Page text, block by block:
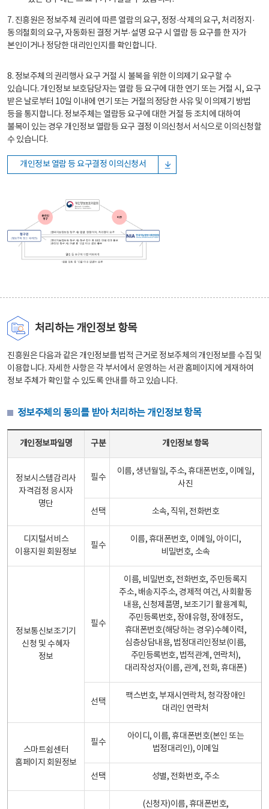
7. 진흥원은 정보주체 권리에 따른 열람의 요구, 정정·삭제의 요구, 처리정지·
동의철회의 요구, 자동화된 결정 거부·설명 요구 시 열람 등 요구를 한 자가
본인이거나 정당한 대리인인지를 확인합니다.
8. 정보주체의 권리행사 요구 거절 시 불복을 위한 이의제기 요구할 수
있습니다. 개인정보 보호담당자는 열람 등 요구에 대한 연기 또는 거절 시, 요구
받은 날로부터 10일 이내에 연기 또는 거절의 정당한 사유 및 이의제기 방법
등을 통지합니다. 정보주체는 열람등 요구에 대한 거절 등 조치에 대하여
불복이 있는 경우 개인정보 열람등 요구 결정 이의신청서 서식으로 이의신청할
수 있습니다.
개인정보 열람 등 요구결정 이의신청서
처리하는 개인정보 항목
진흥원은 다음과 같은 개인정보를 법적 근거로 정보주체의 개인정보를 수집 및
이용합니다. 자세한 사항은 각 부서에서 운영하는 서관 홈페이지에 게재하여
정보 주체가 확인할 수 있도록 안내를 하고 있습니다.
정보주체의 동의를 받아 처리하는 개인정보 항목
개인정보파일명 구분 개인정보 항목
정보시스템감리사
자격검정 응시자
명단
필수
이름, 생년월일, 주소, 휴대폰번호, 이메일,
사진
선택 소속, 직위, 전화번호
디지털서비스
이용지원 회원정보
필수
이름, 휴대폰번호, 이메일, 아이디,
비밀번호, 소속
정보통신보조기기
신청 및 수혜자
정보
필수
이름, 비밀번호, 전화번호, 주민등록지
주소, 배송지주소, 경제적 여건, 사회활동
내용, 신청제품명, 보조기기 활용계획,
주민등록번호, 장애유형, 장애정도,
휴대폰번호(해당하는 경우)수혜이력,
심층상담내용, 법정대리인정보(이름,
주민등록번호, 법적관계, 연락처),
대리작성자(이름, 관계, 전화, 휴대폰)
선택
팩스번호, 부재시연락처, 청각장애인
대리인 연락처
스마트쉼센터
홈페이지 회원정보
필수
아이디, 이름, 휴대폰번호(본인 또는
법정대리인), 이메일
선택 성별, 전화번호, 주소
(신청자)이름, 휴대폰번호,